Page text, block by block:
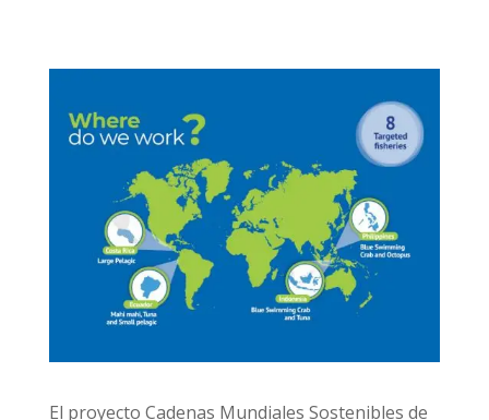
El proyecto Cadenas Mundiales Sostenibles de